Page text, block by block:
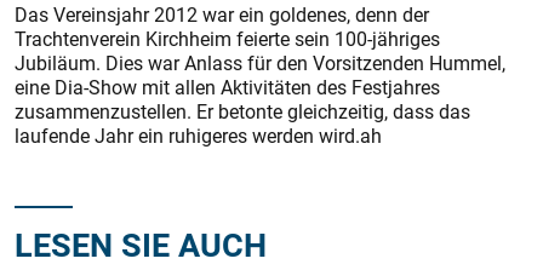
Das Vereinsjahr 2012 war ein goldenes, denn der
Trachtenverein Kirchheim feierte sein 100-jähriges
Jubiläum. Dies war Anlass für den Vorsitzenden Hummel,
eine Dia-Show mit allen Aktivitäten des Festjahres
zusammenzustellen. Er betonte gleichzeitig, dass das
laufende Jahr ein ruhigeres werden wird.ah
LESEN SIE AUCH